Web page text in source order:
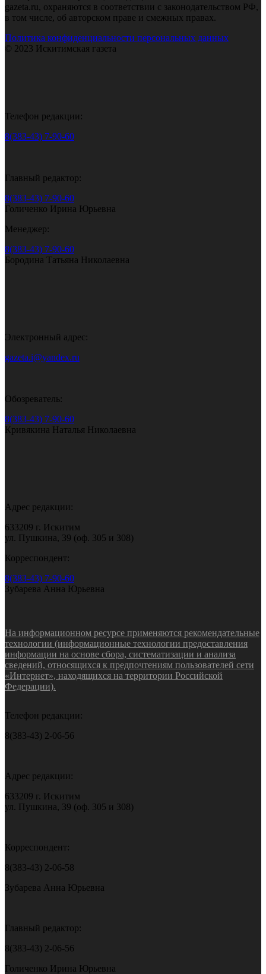
gazeta.ru, охраняются в соответствии с законодательством РФ,
в том числе, об авторском праве и смежных правах.
Политика конфиденциальности персональных данных
© 2023 Искитимская газета
Телефон редакции:
8(383-43) 7-90-60
Главный редактор:
8(383-43) 7-90-60
Голиченко Ирина Юрьевна
Менеджер:
8(383-43) 7-90-60
Бородина Татьяна Николаевна
Электронный адрес:
gazeta.i@yandex.ru
Обозреватель:
8(383-43) 7-90-60
Кривякина Наталья Николаевна
Адрес редакции:
633209 г. Искитим
ул. Пушкина, 39 (оф. 305 и 308)
Корреспондент:
8(383-43) 7-90-60
Зубарева Анна Юрьевна
На информационном ресурсе применяются рекомендательные
технологии (информационные технологии предоставления
информации на основе сбора, систематизации и анализа
сведений, относящихся к предпочтениям пользователей сети
«Интернет», находящихся на территории Российской
Федерации).
Телефон редакции:
8(383-43) 2-06-56
Адрес редакции:
633209 г. Искитим
ул. Пушкина, 39 (оф. 305 и 308)
Корреспондент:
8(383-43) 2-06-58
Зубарева Анна Юрьевна
Главный редактор:
8(383-43) 2-06-56
Голиченко Ирина Юрьевна